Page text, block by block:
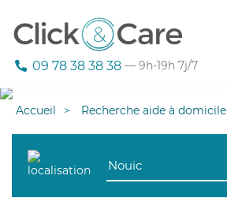
09 78 38 38 38 — 9h-19h 7j/7
Accueil Recherche aide à domicile